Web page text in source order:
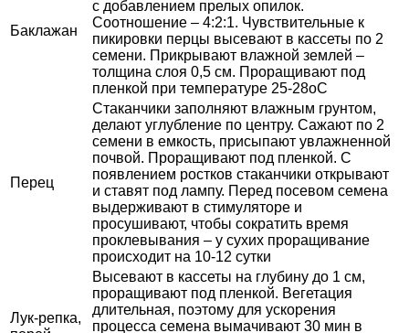
Баклажан
с добавлением прелых опилок.
Соотношение – 4:2:1. Чувствительные к
пикировки перцы высевают в кассеты по 2
семени. Прикрывают влажной землей –
толщина слоя 0,5 см. Проращивают под
пленкой при температуре 25-28оС
Перец
Стаканчики заполняют влажным грунтом,
делают углубление по центру. Сажают по 2
семени в емкость, присыпают увлажненной
почвой. Проращивают под пленкой. С
появлением ростков стаканчики открывают
и ставят под лампу. Перед посевом семена
выдерживают в стимуляторе и
просушивают, чтобы сократить время
проклевывания – у сухих проращивание
происходит на 10-12 сутки
Лук-репка,
Высевают в кассеты на глубину до 1 см,
проращивают под пленкой. Вегетация
длительная, поэтому для ускорения
процесса семена вымачивают 30 мин в